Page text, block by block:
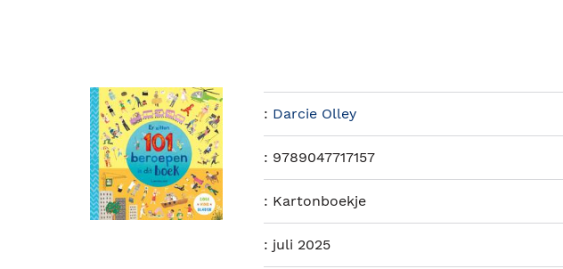
: Darcie Olley
: 9789047717157
: Kartonboekje
: juli 2025